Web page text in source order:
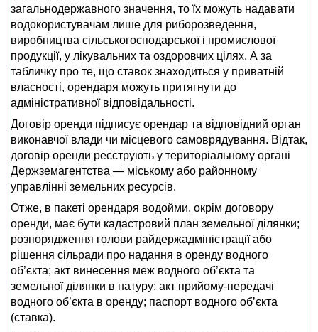
загальнодержавного значення, то їх можуть надавати
водокористувачам лише для риборозведення,
виробництва сільськогосподарської і промислової
продукції, у лікувальних та оздоровчих цілях. А за
табличку про те, що ставок знаходиться у приватній
власності, орендаря можуть притягнути до
адміністративної відповідальності.
Договір оренди підписує орендар та відповідний орган
виконавчої влади чи місцевого самоврядування. Відтак,
договір оренди реєструють у територіальному органі
Держземагентства — міському або районному
управлінні земельних ресурсів.
Отже, в пакеті орендаря водойми, окрім договору
оренди, має бути кадастровий план земельної ділянки;
розпорядження голови райдержадміністрації або
рішення сільради про надання в оренду водного
об’єкта; акт винесення меж водного об’єкта та
земельної ділянки в натуру; акт прийому-передачі
водного об’єкта в оренду; паспорт водного об’єкта
(ставка).